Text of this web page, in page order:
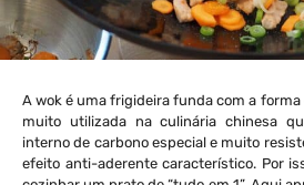
A wok é uma frigideira funda com a
muito utilizada na culinária chinesa
interno de carbono especial e muito
efeito anti-aderente característico. Por